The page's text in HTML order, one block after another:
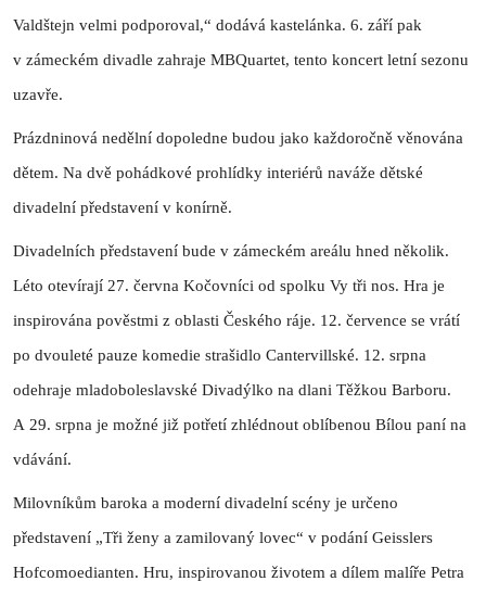
Valdštejn velmi podporoval,“ dodává kastelánka. 6. září pak
v zámeckém divadle zahraje MBQuartet, tento koncert letní sezonu
uzavře.
Prázdninová nedělní dopoledne budou jako každoročně věnována
dětem. Na dvě pohádkové prohlídky interiérů naváže dětské
divadelní představení v konírně.
Divadelních představení bude v zámeckém areálu hned několik.
Léto otevírají 27. června Kočovníci od spolku Vy tři nos. Hra je
inspirována pověstmi z oblasti Českého ráje. 12. července se vrátí
po dvouleté pauze komedie strašidlo Cantervillské. 12. srpna
odehraje mladoboleslavské Divadýlko na dlani Těžkou Barboru.
A 29. srpna je možné již potřetí zhlédnout oblíbenou Bílou paní na
vdávání.
Milovníkům baroka a moderní divadelní scény je určeno
představení „Tři ženy a zamilovaný lovec“ v podání Geisslers
Hofcomoedianten. Hru, inspirovanou životem a dílem malíře Petra